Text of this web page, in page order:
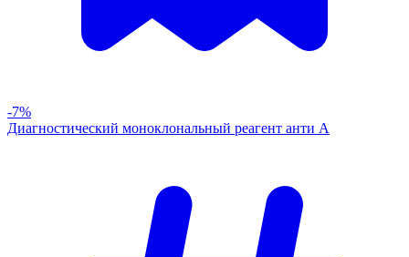
-7%
Диагностический моноклональный реагент анти А